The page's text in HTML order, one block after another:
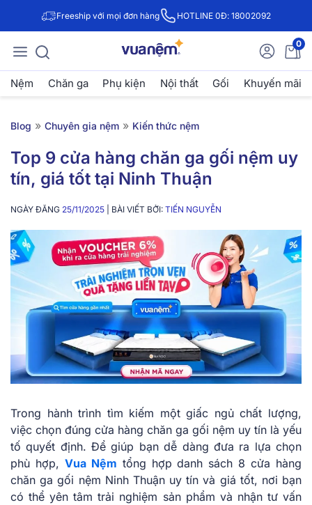
Freeship với mọi đơn hàng HOTLINE 0Đ: 18002092
0
Nệm Chăn ga Phụ kiện Nội thất Gối Khuyến mãi
Blog » Chuyên gia nệm » Kiến thức nệm
Top 9 cửa hàng chăn ga gối nệm uy
tín, giá tốt tại Ninh Thuận
NGÀY ĐĂNG 25/11/2025 | BÀI VIẾT BỞI: TIẾN NGUYỄN
Trong hành trình tìm kiếm một giấc ngủ chất lượng,
việc chọn đúng cửa hàng chăn ga gối nệm uy tín là yếu
tố quyết định. Để giúp bạn dễ dàng đưa ra lựa chọn
phù hợp, Vua Nệm tổng hợp danh sách 8 cửa hàng
chăn ga gối nệm Ninh Thuận uy tín và giá tốt, nơi bạn
có thể yên tâm trải nghiệm sản phẩm và nhận tư vấn